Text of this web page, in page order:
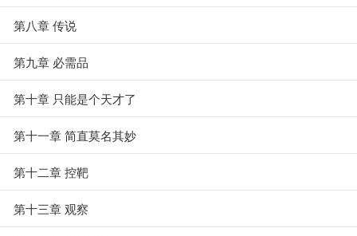
第八章 传说
第九章 必需品
第十章 只能是个天才了
第十一章 简直莫名其妙
第十二章 控靶
第十三章 观察